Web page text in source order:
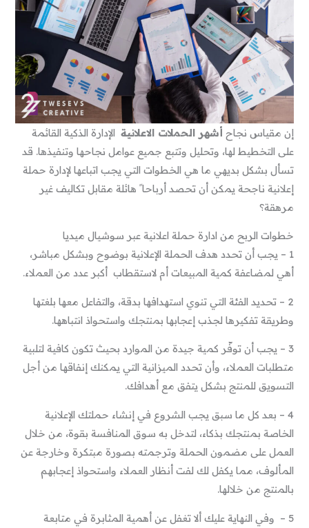
إن مقياس نجاح أشهر الحملات الاعلانية الإدارة الذكية القائمة
على التخطيط لها، وتحليل وتتبع جميع عوامل نجاحها وتنفيذها. قد
تسأل بشكل بديهي ما هي الخطوات التي يجب اتباعها لإدارة حملة
إعلانية ناجحة يمكن أن تحصد أرباحا ً هائلة مقابل تكاليف غير
مرهقة؟
خطوات الربح من ادارة حملة اعلانية عبر سوشيال ميديا
1 – يجب أن تحدد هدف الحملة الإعلانية بوضوح وبشكل مباشر،
أهي لمضاعفة كمية المبيعات أم لاستقطاب أكبر عدد من العملاء.
2 – تحديد الفئة التي تنوي استهدافها بدقة، والتفاعل معها بلغتها
وطريقة تفكيرها لجذب إعجابها بمنتجك واستحواذ انتباهها.
3 – يجب أن توفّر كمية جيدة من الموارد بحيث تكون كافية لتلبية
متطلبات العملاء، وأن تحدد الميزانية التي يمكنك إنفاقها من أجل
التسويق للمنتج بشكل يتفق مع أهدافك.
4 – بعد كل ما سبق يجب الشروع في إنشاء حملتك الإعلانية
الخاصة بمنتجك بذكاء، لتدخل به سوق المنافسة بقوة، من خلال
العمل على مضمون الحملة وترجمته بصورة مبتكرة وخارجة عن
المألوف، مما يكفل لك لفت أنظار العملاء واستحواذ إعجابهم
بالمنتج من خلالها.
5 – وفي النهاية عليك ألا تغفل عن أهمية المثابرة في متابعة